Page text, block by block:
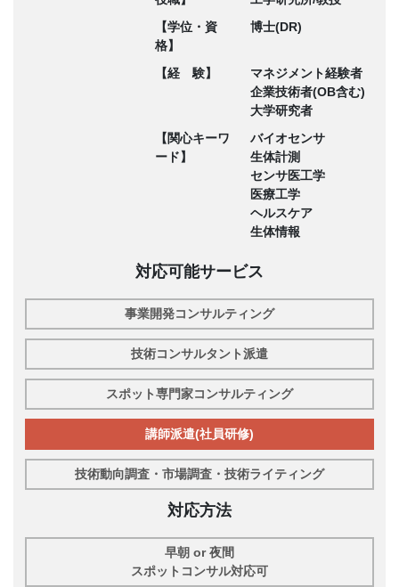
【学位・資
格】
博士(DR)
【経 験】
マネジメント経験者
企業技術者(OB含む)
大学研究者
【関心キーワ
ード】
バイオセンサ
生体計測
センサ医工学
医療工学
ヘルスケア
生体情報
対応可能サービス
事業開発コンサルティング
技術コンサルタント派遣
スポット専門家コンサルティング
講師派遣(社員研修)
技術動向調査・市場調査・技術ライティング
対応方法
早朝 or 夜間
スポットコンサル対応可